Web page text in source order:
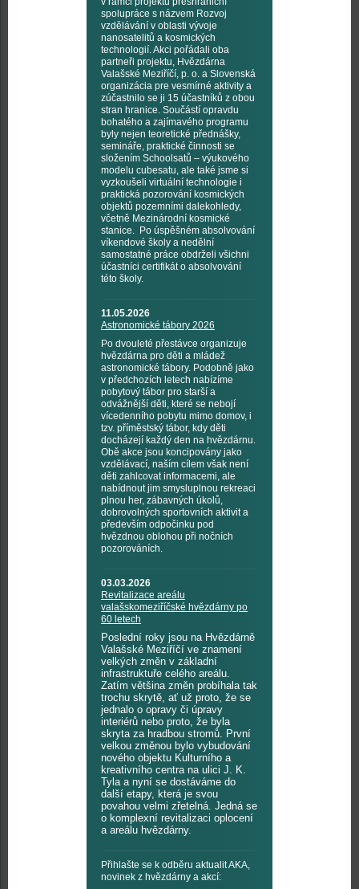
spolupráce s názvem Rozvoj
vzdělávání v oblasti vývoje
nanosatelitů a kosmických
technologií. Akci pořádali oba
partneři projektu, Hvězdárna
Valašské Meziříčí, p. o. a Slovenská
organizácia pre vesmírné aktivity a
zúčastnilo se ji 15 účastníků z obou
stran hranice. Součástí opravdu
bohatého a zajímavého programu
byly nejen teoretické přednášky,
semináře, praktické činnosti se
složením Schoolsatů – výukového
modelu cubesatu, ale také jsme si
vyzkoušeli virtuální technologie i
praktická pozorování kosmických
objektů pozemními dalekohledy,
včetně Mezinárodní kosmické
stanice. Po úspěšném absolvování
víkendové školy a nedělní
samostatné práce obdrželi všichni
účastníci certifikát o absolvování
této školy.
11.05.2026
Astronomické tábory 2026
Po dvouleté přestávce organizuje
hvězdárna pro děti a mládež
astronomické tábory. Podobně jako
v předchozích letech nabízíme
pobytový tábor pro starší a
odvážnější děti, které se nebojí
vícedenního pobytu mimo domov, i
tzv. příměstský tábor, kdy děti
docházejí každý den na hvězdárnu.
Obě akce jsou koncipovány jako
vzdělávací, naším cílem však není
děti zahlcovat informacemi, ale
nabídnout jim smysluplnou rekreaci
plnou her, zábavných úkolů,
dobrovolných sportovních aktivit a
především odpočinku pod
hvězdnou oblohou při nočních
pozorováních.
03.03.2026
Revitalizace areálu
valašskomeziříčské hvězdárny po
60 letech
Poslední roky jsou na Hvězdárně
Valašské Meziříčí ve znamení
velkých změn v základní
infrastruktuře celého areálu.
Zatím většina změn probíhala tak
trochu skrytě, ať už proto, že se
jednalo o opravy či úpravy
interiérů nebo proto, že byla
skryta za hradbou stromů. První
velkou změnou bylo vybudování
nového objektu Kulturního a
kreativního centra na ulici J. K.
Tyla a nyní se dostáváme do
další etapy, která je svou
povahou velmi zřetelná. Jedná se
o komplexní revitalizaci oplocení
a areálu hvězdárny.
Přihlašte se k odběru aktualit AKA,
novinek z hvězdárny a akcí: